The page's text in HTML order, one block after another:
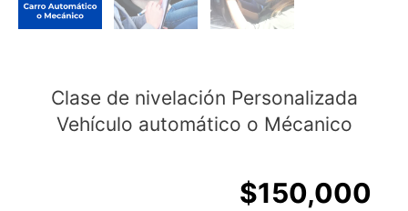
Clase de nivelación Personalizada
Vehículo automático o Mécanico
$150,000